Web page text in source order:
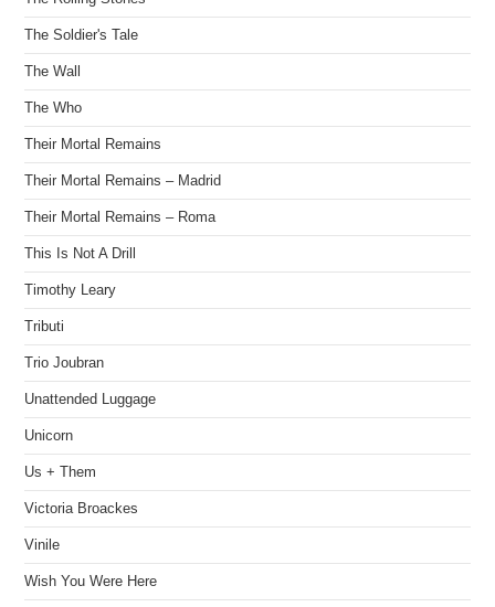
The Soldier's Tale
The Wall
The Who
Their Mortal Remains
Their Mortal Remains – Madrid
Their Mortal Remains – Roma
This Is Not A Drill
Timothy Leary
Tributi
Trio Joubran
Unattended Luggage
Unicorn
Us + Them
Victoria Broackes
Vinile
Wish You Were Here